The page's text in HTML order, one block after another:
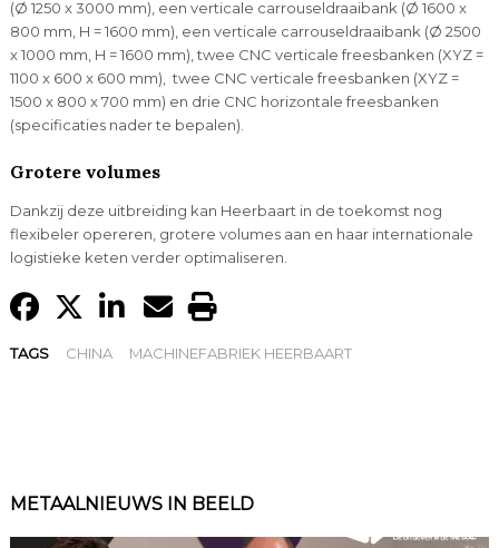
(Ø 1250 x 3000 mm), een verticale carrouseldraaibank (Ø 1600 x
800 mm, H = 1600 mm), een verticale carrouseldraaibank (Ø 2500
x 1000 mm, H = 1600 mm), twee CNC verticale freesbanken (XYZ =
1100 x 600 x 600 mm), twee CNC verticale freesbanken (XYZ =
1500 x 800 x 700 mm) en drie CNC horizontale freesbanken
(specificaties nader te bepalen).
Grotere volumes
Dankzij deze uitbreiding kan Heerbaart in de toekomst nog
flexibeler opereren, grotere volumes aan en haar internationale
logistieke keten verder optimaliseren.
TAGS CHINA MACHINEFABRIEK HEERBAART
METAALNIEUWS IN BEELD